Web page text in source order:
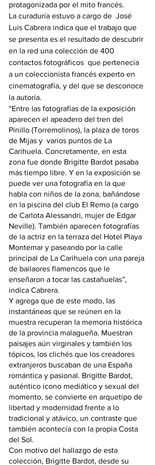
protagonizada por el mito francés.
La curaduría estuvo a cargo de  José
Luis Cabrera indica que el trabajo que
se presenta es el resultado de descubrir
en la red una colección de 400
contactos fotográficos  que pertenecía
a un coleccionista francés experto en
cinematografía, y del que se desconoce
la autoría.
“Entre las fotografías de la exposición
aparecen el apeadero del tren del
Pinillo (Torremolinos), la plaza de toros
de Mijas y  varios puntos de La
Carihuela. Concretamente, en esta
zona fue donde Brigitte Bardot pasaba
más tiempo libre. Y en la exposición se
puede ver una fotografía en la que
habla con niños de la zona, bañándose
en la piscina del club El Remo (a cargo
de Carlota Alessandri, mujer de Edgar
Neville). También aparecen fotografías
de la actriz en la terraza del Hotel Playa
Montemar y paseando por la calle
principal de La Carihuela con una pareja
de bailaores flamencos que le
enseñaron a tocar las castañuelas”,
indica Cabrera.
Y agrega que de este modo, las
instantáneas que se reúnen en la
muestra recuperan la memoria histórica
de la provincia malagueña. Muestran
paisajes aún virginales y también los
tópicos, los clichés que los creadores
extranjeros buscaban de una España
romántica y pasional. Brigitte Bardot,
auténtico icono mediático y sexual del
momento, se convierte en arquetipo de
libertad y modernidad frente a lo
tradicional y atávico, un contraste que
también acontecía con la propia Costa
del Sol.
Con motivo del hallazgo de esta
colección, Brigitte Bardot, desde su